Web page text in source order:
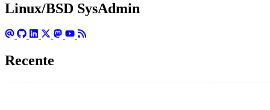
Linux/BSD SysAdmin
Recente